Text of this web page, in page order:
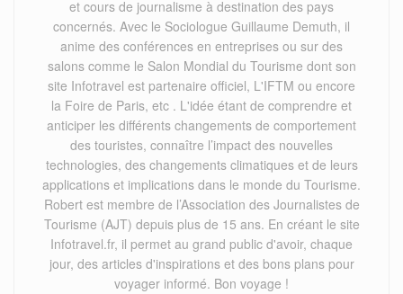
et cours de journalisme à destination des pays
concernés. Avec le Sociologue Guillaume Demuth, il
anime des conférences en entreprises ou sur des
salons comme le Salon Mondial du Tourisme dont son
site Infotravel est partenaire officiel, L'IFTM ou encore
la Foire de Paris, etc . L'idée étant de comprendre et
anticiper les différents changements de comportement
des touristes, connaître l’impact des nouvelles
technologies, des changements climatiques et de leurs
applications et implications dans le monde du Tourisme.
Robert est membre de l’Association des Journalistes de
Tourisme (AJT) depuis plus de 15 ans. En créant le site
Infotravel.fr, il permet au grand public d'avoir, chaque
jour, des articles d'inspirations et des bons plans pour
voyager informé. Bon voyage !